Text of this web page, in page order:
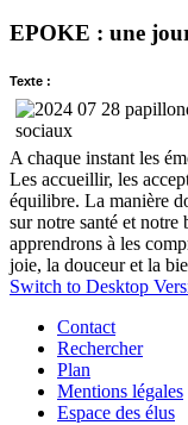
EPOKE : une
Texte :
A chaque instant les
Les accueillir, les
équilibre. La manière
sur notre santé et notre
apprendrons à les
joie, la douceur et la
Switch to Desktop
Contact
Rechercher
Plan
Mentions légales
Espace des élus